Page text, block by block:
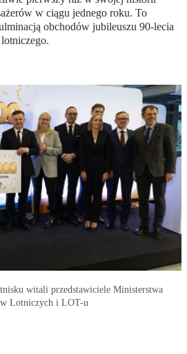
w ciągu jednego roku. To
obchodów jubileuszu 90-lecia
witali przedstawiciele Ministerstwa
Lotniczych i LOT-u